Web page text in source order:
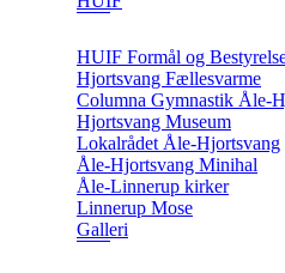
HUIF Formål og
Hjortsvang Fællesvarme
Columna Gymnastik Åle-
Hjortsvang Museum
Lokalrådet Åle-Hjortsvang
Åle-Hjortsvang Minihal
Åle-Linnerup kirker
Linnerup Mose
Galleri